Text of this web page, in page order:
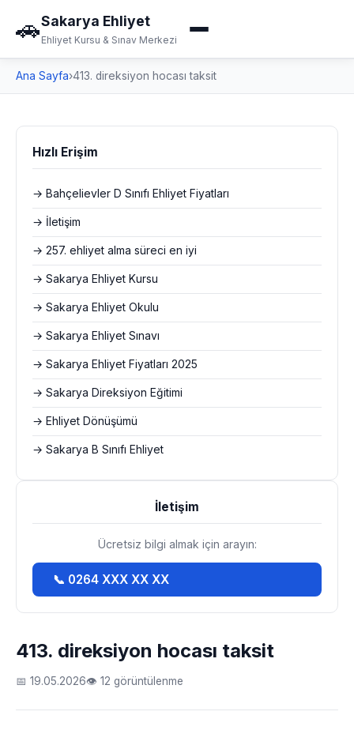
🚗Sakarya Ehliyet
Ehliyet Kursu & Sınav Merkezi
Ana Sayfa›413. direksiyon hocası taksit
413. direksiyon hocası taksit
📅 19.05.2026👁 12 görüntülenme
Hızlı Erişim
→ Bahçelievler D Sınıfı Ehliyet Fiyatları
→ İletişim
→ 257. ehliyet alma süreci en iyi
→ Sakarya Ehliyet Kursu
→ Sakarya Ehliyet Okulu
→ Sakarya Ehliyet Sınavı
→ Sakarya Ehliyet Fiyatları 2025
→ Sakarya Direksiyon Eğitimi
→ Ehliyet Dönüşümü
→ Sakarya B Sınıfı Ehliyet
İletişim
Ücretsiz bilgi almak için arayın:
📞 0264 XXX XX XX